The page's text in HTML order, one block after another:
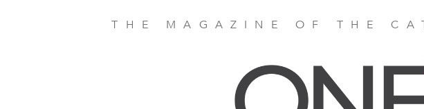
THE MAGAZINE OF THE